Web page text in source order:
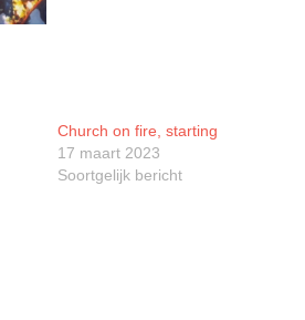
Church on fire, starting
17 maart 2023
Soortgelijk bericht